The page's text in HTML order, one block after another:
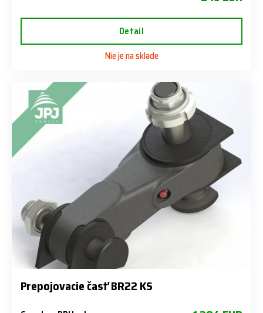
Detail
Nie je na sklade
Prepojovacie časť BR22 KS